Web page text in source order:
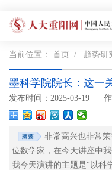
当前位置： 首页 / 趋势研
墨科学院院长：这一
发布时间：2025-03-19
非常高兴也非常
位数学家，在今天讲座中
我今天演讲的主题是“以科